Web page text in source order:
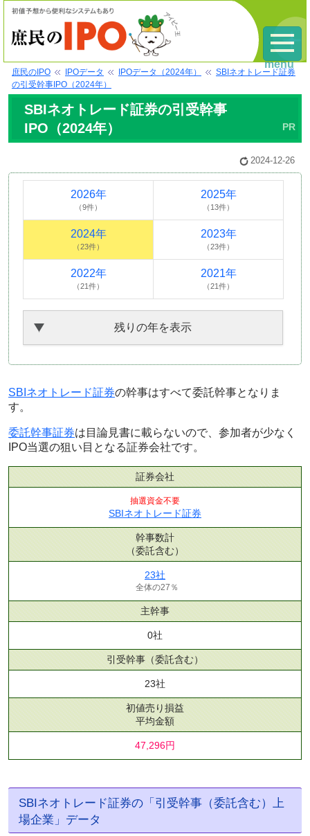
庶民のIPO IPOデータ IPOデータ（2024年）
SBIネオトレード証券
の引受幹事IPO（2024年）
SBIネオトレード証券の引受幹事
IPO（2024年）
2024-12-26
2026年
（9件）
2025年
（13件）
2024年
（23件）
2023年
（23件）
2022年
（21件）
2021年
（21件）
残りの年を表示
SBIネオトレード証券の幹事はすべて委託幹事となりま
す。
委託幹事証券は目論見書に載らないので、参加者が少なく
IPO当選の狙い目となる証券会社です。
証券会社
抽選資金不要
SBIネオトレード証券
幹事数計
（委託含む）
23社
全体の27％
主幹事
0社
引受幹事 （委託含む）
23社
初値売り損益
平均金額
47,296円
SBIネオトレード証券の「引受幹事（委託含む）上
場企業」データ
menu